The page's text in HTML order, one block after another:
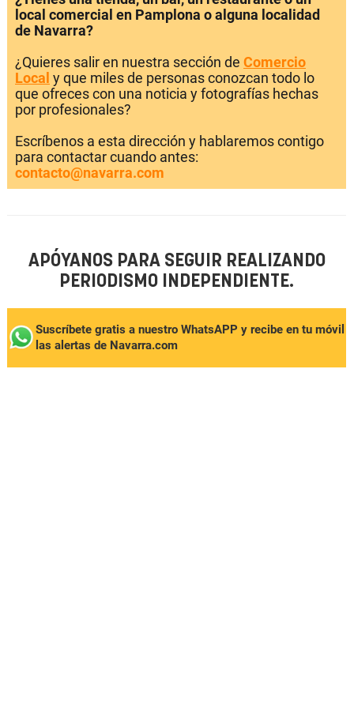
local comercial en Pamplona o alguna localidad
de Navarra?
¿Quieres salir en nuestra sección de Comercio
Local y que miles de personas conozcan todo lo
que ofreces con una noticia y fotografías hechas
por profesionales?
Escríbenos a esta dirección y hablaremos contigo
para contactar cuando antes:
contacto@navarra.com
APÓYANOS PARA SEGUIR REALIZANDO
PERIODISMO INDEPENDIENTE.
Suscríbete gratis a nuestro WhatsAPP y recibe en tu móvil
las alertas de Navarra.com